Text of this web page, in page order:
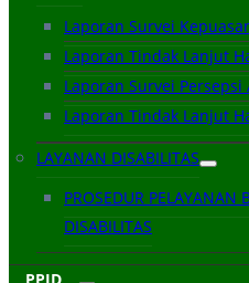
Laporan Survei
Laporan Tindak Lanjut
Laporan Survei Persepsi
Laporan Tindak Lanjut
LAYANAN DISABILITAS
PROSEDUR PELAYANAN
DISABILITAS